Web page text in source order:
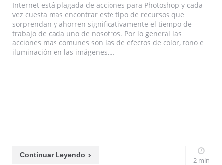
Internet está plagada de acciones para Photoshop y cada
vez cuesta mas encontrar este tipo de recursos que
sorprendan y ahorren significativamente el tiempo de
trabajo de cada uno de nosotros. Por lo general las
acciones mas comunes son las de efectos de color, tono e
iluminación en las imágenes,...
Continuar Leyendo
2 min